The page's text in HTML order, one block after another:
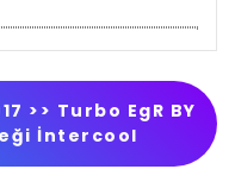
>> Turbo EgR BY
İntercool